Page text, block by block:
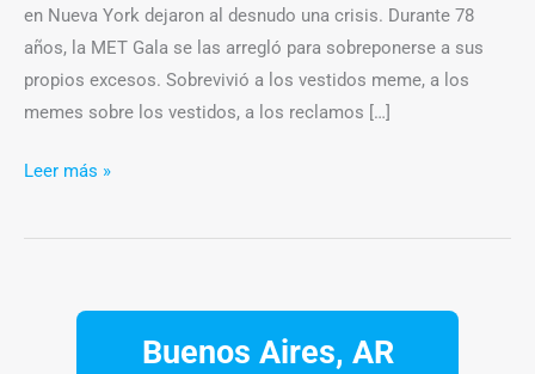
en Nueva York dejaron al desnudo una crisis. Durante 78
años, la MET Gala se las arregló para sobreponerse a sus
propios excesos. Sobrevivió a los vestidos meme, a los
memes sobre los vestidos, a los reclamos […]
Leer más »
Buenos Aires, AR